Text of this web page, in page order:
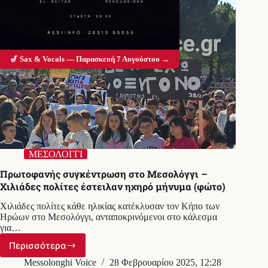
ΜΕΣΟΛΟΓΓΙ
Πρωτοφανής συγκέντρωση στο Μεσολόγγι –
Χιλιάδες πολίτες έστειλαν ηχηρό μήνυμα (φώτο)
Χιλιάδες πολίτες κάθε ηλικίας κατέκλυσαν τον Κήπο των
Ηρώων στο Μεσολόγγι, ανταποκρινόμενοι στο κάλεσμα
για…
ΠερισσότεραΠρωτοφανής
συγκέντρωση
Messolonghi Voice 28 Φεβρουαρίου 2025, 12:28
🎷 Sax & Vocals — Παρασκευή 7 Αυγούστου →